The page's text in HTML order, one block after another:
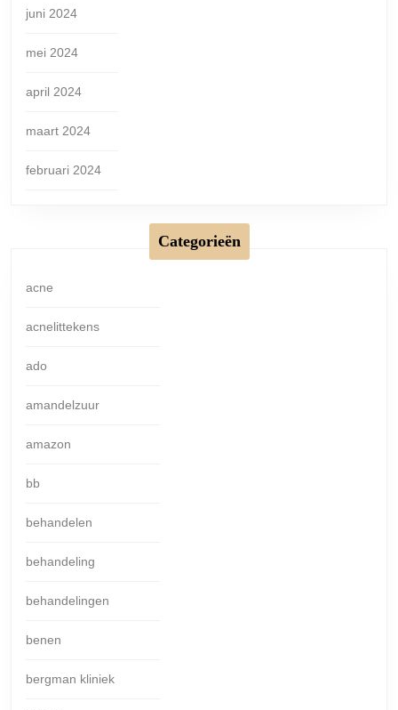
juni 2024
mei 2024
april 2024
maart 2024
februari 2024
Categorieën
acne
acnelittekens
ado
amandelzuur
amazon
bb
behandelen
behandeling
behandelingen
benen
bergman kliniek